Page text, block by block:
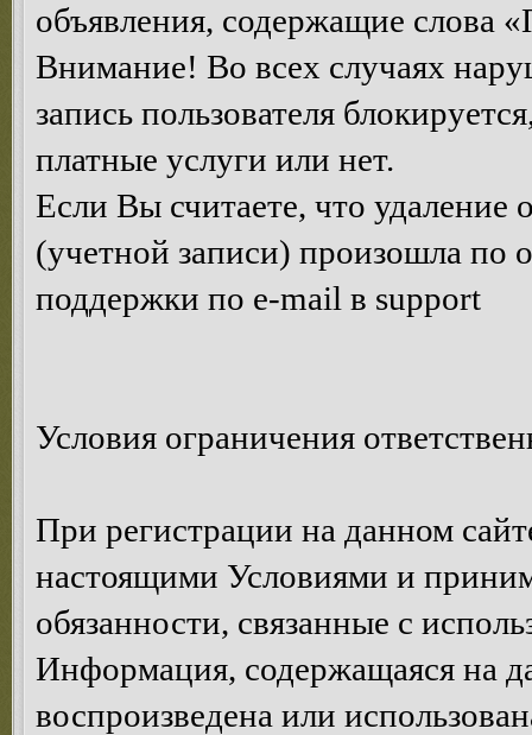
объявления, содержащие слова
Внимание! Во всех случаях
запись пользователя
платные услуги или нет.
Если Вы считаете, что удаление
(учетной записи) произошла по
поддержки по e-mail в support
Условия ограничения
При регистрации на данном
настоящими Условиями и
обязанности, связанные с
Информация, содержащаяся на
воспроизведена или